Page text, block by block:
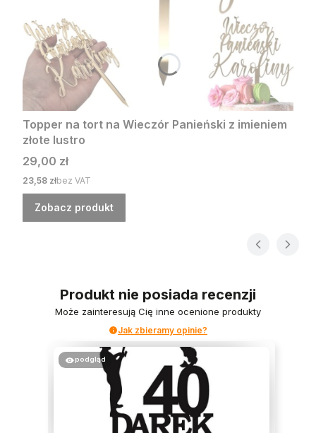
Topper na tort na Wieczór Panieński z imieniem
złote lustro
Cena
29,00 zł
Cena
23,58 złbez VAT
Zobacz produkt
Produkt nie posiada recenzji
Może zainteresują Cię inne ocenione produkty
Jak zbieramy opinie?
podgląd